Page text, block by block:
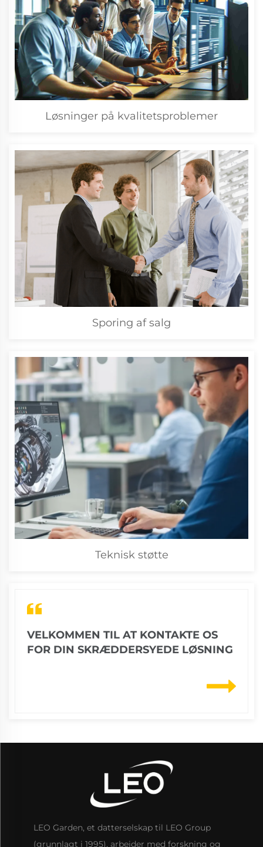
Løsninger på kvalitetsproblemer
Sporing af salg
Teknisk støtte
VELKOMMEN TIL AT KONTAKTE OS
FOR DIN SKRÆDDERSYEDE LØSNING
LEO Garden, et datterselskap til LEO Group
(grunnlagt i 1995), arbeider med forskning og